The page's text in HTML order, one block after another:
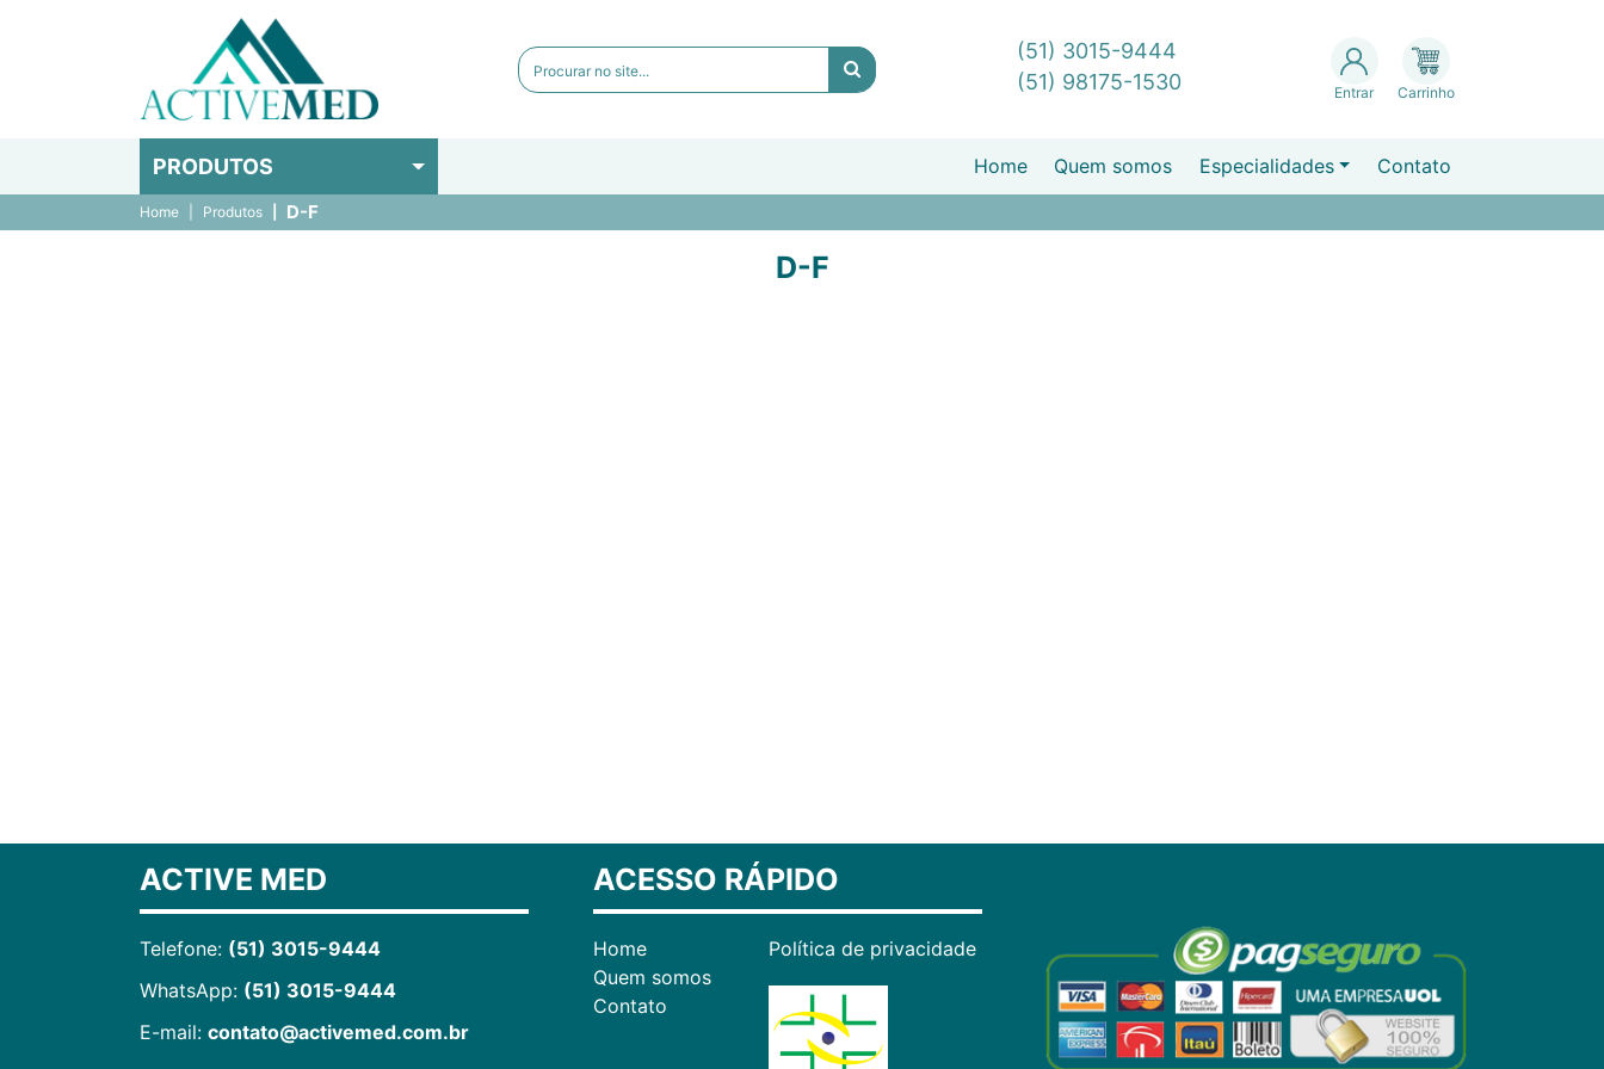
(51) 3015-9444
(51) 98175-1530
Entrar Carrinho
PRODUTOS Home Quem somos Especialidades Contato
Home Produtos D-F
D-F
ACTIVE MED
Telefone: (51) 3015-9444
WhatsApp: (51) 3015-9444
E-mail: contato@activemed.com.br
ACESSO RÁPIDO
Home
Quem somos
Contato
Política de privacidade